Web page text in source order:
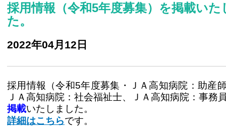
採用情報（令和5年度募集）を掲載いた
た。
2022年04月12日
採用情報（令和5年度募集・ＪＡ高知病院：助産
ＪＡ高知病院：社会福祉士、ＪＡ高知病院：事務
掲載いたしました。
詳細はこちらです。